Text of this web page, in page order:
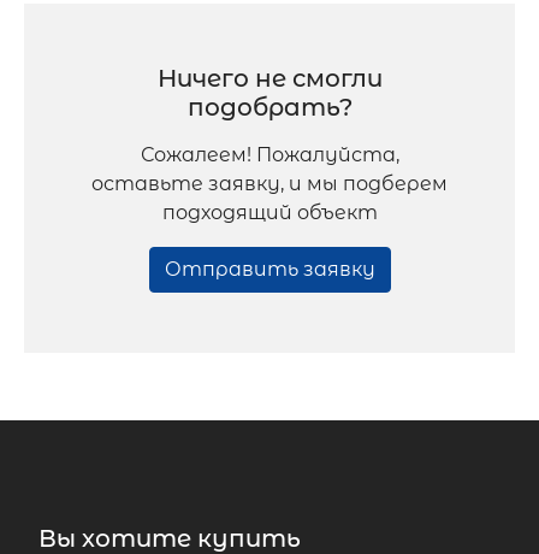
Ничего не смогли
подобрать?
Сожалеем! Пожалуйста,
оставьте заявку, и мы подберем
подходящий объект
Отправить заявку
Вы хотите купить